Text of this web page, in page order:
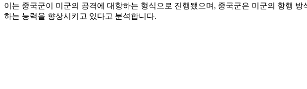
이는 중국군이 미군의 공격에 대항하는 형식으로 진행됐으며, 중국군은 미군의 항행
하는 능력을 향상시키고 있다고 분석합니다.